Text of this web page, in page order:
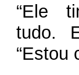
“Ele
tudo.
“Estou